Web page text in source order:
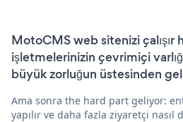
MotoCMS web sitenizi çalışır
işletmelerinizin çevrimiçi
büyük zorluğun üstesinden
Ama sonra the hard part geliyor:
yapılır ve daha fazla ziyaretçi nasıl